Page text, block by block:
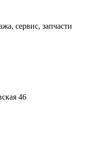
сервис, запчасти
46